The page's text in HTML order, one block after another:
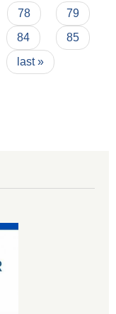
78
79
84
85
last »